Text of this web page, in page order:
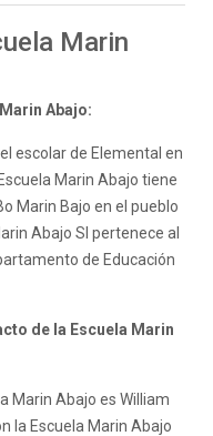
Marin
Abajo:
escolar de Elemental en
Marin Abajo tiene
Marin Bajo en el pueblo
Abajo SI pertenece al
de Educación
de la Escuela Marin
Marin Abajo es William
la Escuela Marin Abajo